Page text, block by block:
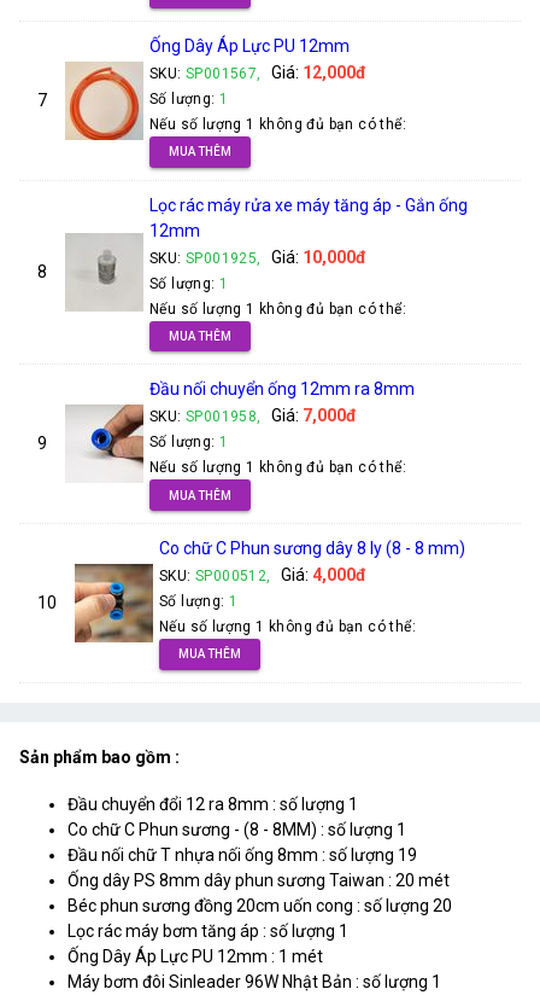
7
Ống Dây Áp Lực PU 12mm
SKU: SP001567, Giá: 12,000đ
Số lượng: 1
Nếu số lượng 1 không đủ bạn có thể:
MUA THÊM
8
Lọc rác máy rửa xe máy tăng áp - Gắn ống
12mm
SKU: SP001925, Giá: 10,000đ
Số lượng: 1
Nếu số lượng 1 không đủ bạn có thể:
MUA THÊM
9
Đầu nối chuyển ống 12mm ra 8mm
SKU: SP001958, Giá: 7,000đ
Số lượng: 1
Nếu số lượng 1 không đủ bạn có thể:
MUA THÊM
10
Co chữ C Phun sương dây 8 ly (8 - 8 mm)
SKU: SP000512, Giá: 4,000đ
Số lượng: 1
Nếu số lượng 1 không đủ bạn có thể:
MUA THÊM
Sản phẩm bao gồm :
Đầu chuyển đổi 12 ra 8mm : số lượng 1
Co chữ C Phun sương - (8 - 8MM) : số lượng 1
Đầu nối chữ T nhựa nối ống 8mm : số lượng 19
Ống dây PS 8mm dây phun sương Taiwan : 20 mét
Béc phun sương đồng 20cm uốn cong : số lượng 20
Lọc rác máy bơm tăng áp : số lượng 1
Ống Dây Áp Lực PU 12mm : 1 mét
Máy bơm đôi Sinleader 96W Nhật Bản : số lượng 1